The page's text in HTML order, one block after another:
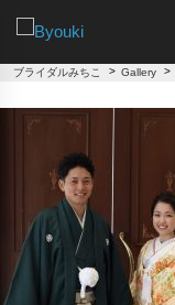
ブライダルみちこ > Gallery >